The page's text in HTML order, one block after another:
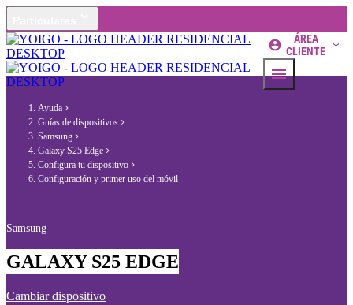
ÁREA
CLIENTE
Ayuda
Guías de dispositivos
Samsung
Galaxy S25 Edge
Configura tu dispositivo
Configuración y primer uso del móvil
Samsung
GALAXY S25 EDGE
Cambiar dispositivo